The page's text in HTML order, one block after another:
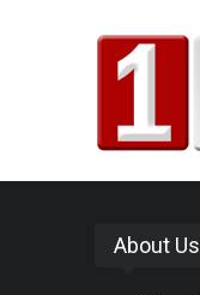
About Us